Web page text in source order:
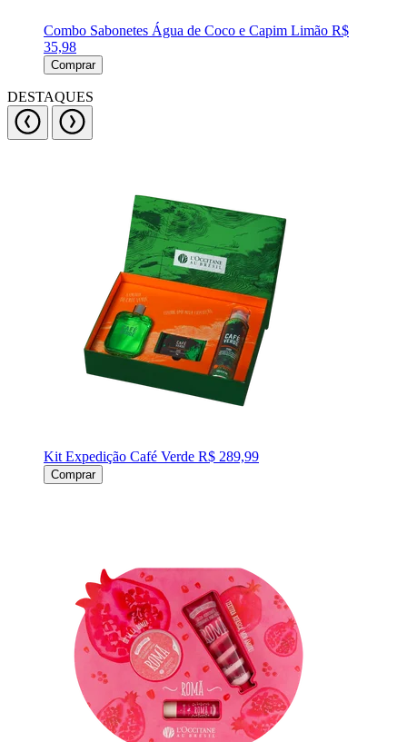
Combo Sabonetes Água de Coco e Capim Limão R$
35,98
Comprar
DESTAQUES
Kit Expedição Café Verde R$ 289,99
Comprar